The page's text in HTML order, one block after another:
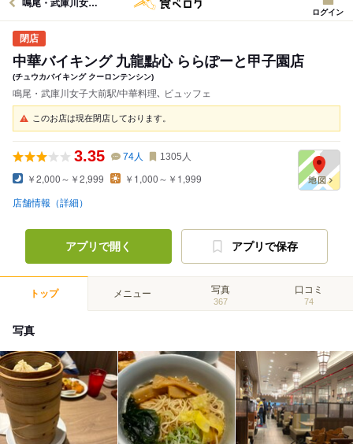
鳴尾・武庫川女子大前駅グルメへ
ログイン
中華バイキング 九龍點心 ららぽーと甲子園店
(チュウカバイキング クーロンテンシン)
鳴尾・武庫川女子大前駅/中華料理､ ビュッフェ
このお店は現在閉店しております。
3.35 74人 1305 人
￥2,000～￥2,999 ￥1,000～￥1,999
店舗情報（詳細）
アプリで開く アプリで保存
トップ メニュー 写真
367
口コミ
74
写真